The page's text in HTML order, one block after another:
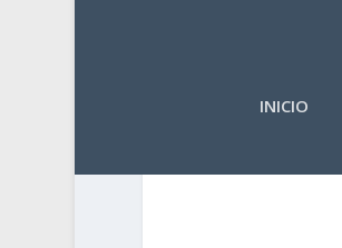
INICIO